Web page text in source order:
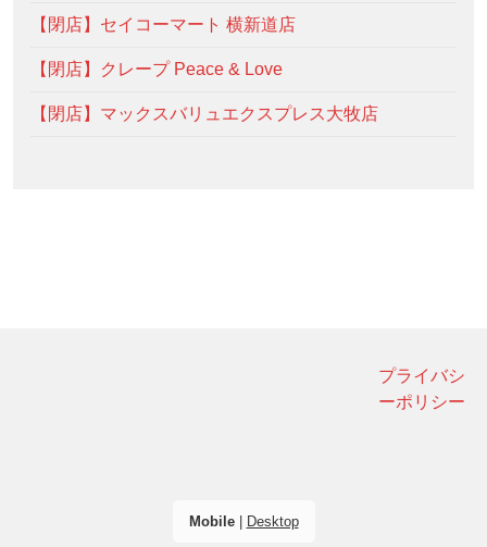
【閉店】セイコーマート 横新道店
【閉店】クレープ Peace & Love
【閉店】マックスバリュエクスプレス大牧店
プライバシ
ーポリシー
Mobile| Desktop